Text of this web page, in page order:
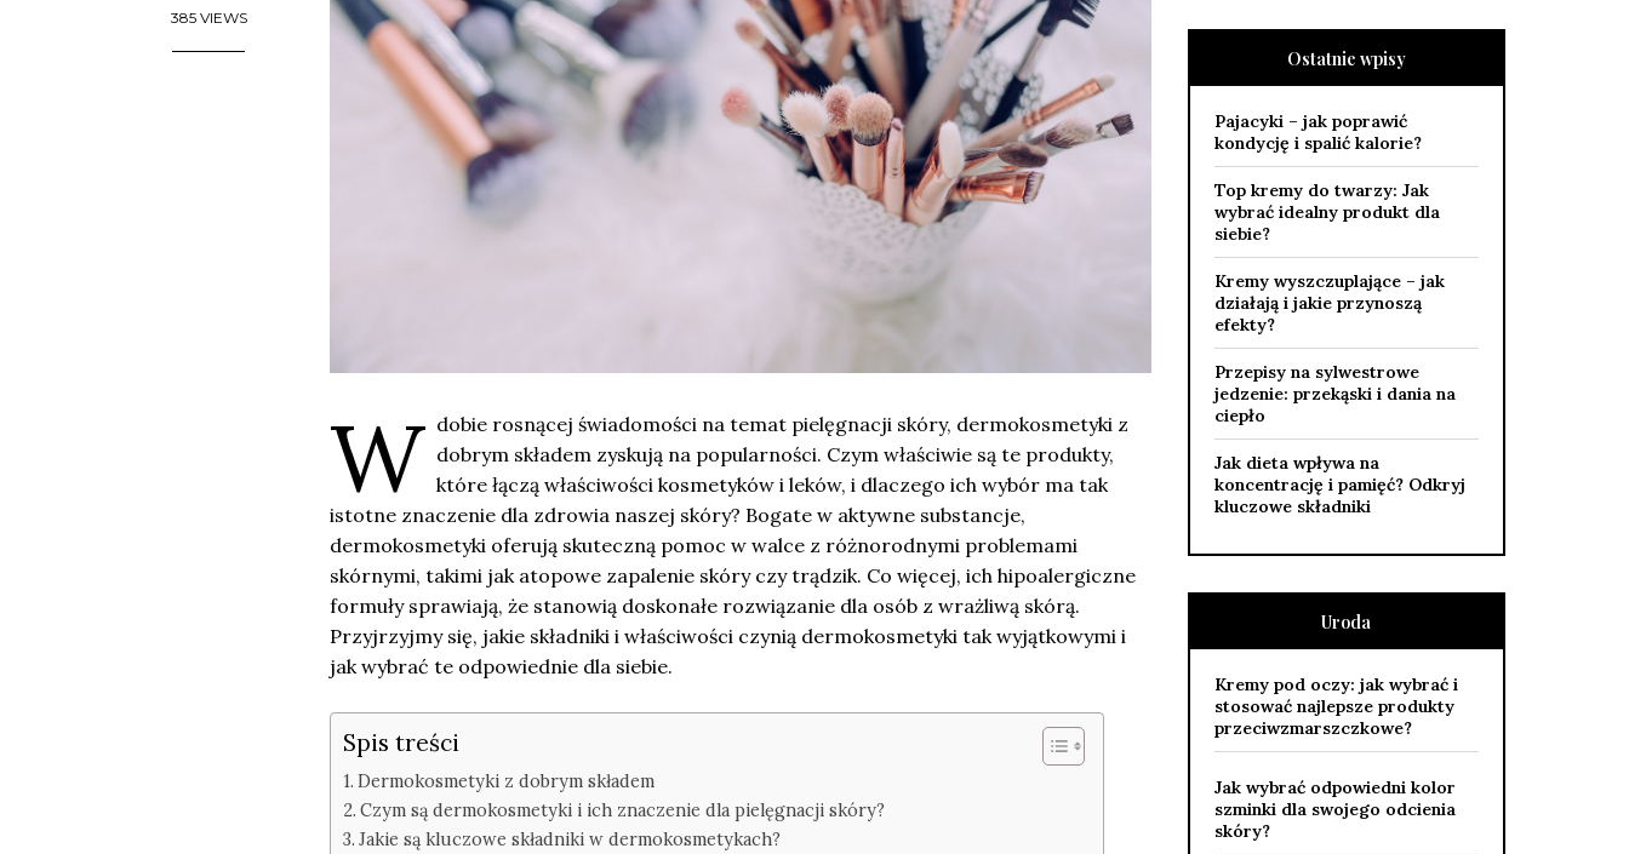
385 VIEWS
W dobie rosnącej świadomości na temat pielęgnacji skóry, dermokosmetyki z
dobrym składem zyskują na popularności. Czym właściwie są te produkty,
które łączą właściwości kosmetyków i leków, i dlaczego ich wybór ma tak
istotne znaczenie dla zdrowia naszej skóry? Bogate w aktywne substancje,
dermokosmetyki oferują skuteczną pomoc w walce z różnorodnymi problemami
skórnymi, takimi jak atopowe zapalenie skóry czy trądzik. Co więcej, ich hipoalergiczne
formuły sprawiają, że stanowią doskonałe rozwiązanie dla osób z wrażliwą skórą.
Przyjrzyjmy się, jakie składniki i właściwości czynią dermokosmetyki tak wyjątkowymi i
jak wybrać te odpowiednie dla siebie.
Spis treści
Dermokosmetyki z dobrym składem
Czym są dermokosmetyki i ich znaczenie dla pielęgnacji skóry?
Jakie są kluczowe składniki w dermokosmetykach?
Ostatnie wpisy
Pajacyki – jak poprawić
kondycję i spalić kalorie?
Top kremy do twarzy: Jak
wybrać idealny produkt dla
siebie?
Kremy wyszczuplające – jak
działają i jakie przynoszą
efekty?
Przepisy na sylwestrowe
jedzenie: przekąski i dania na
ciepło
Jak dieta wpływa na
koncentrację i pamięć? Odkryj
kluczowe składniki
Uroda
Kremy pod oczy: jak wybrać i
stosować najlepsze produkty
przeciwzmarszczkowe?
Jak wybrać odpowiedni kolor
szminki dla swojego odcienia
skóry?